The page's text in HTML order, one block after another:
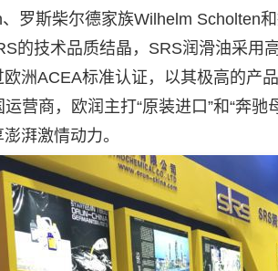
罗斯柴尔德家族Wilhelm Scholten
的技术品质结晶，SRS润滑油采用
洲ACEA标准认证，以其极高的产
营商，欧润主打“原装进口”和“奔
湃激情动力。